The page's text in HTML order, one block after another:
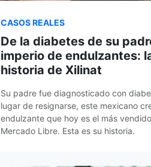
CASOS REALES
De la diabetes de su
imperio de endulzantes:
historia de Xilinat
Su padre fue diagnosticado con
lugar de resignarse, este mexicano
endulzante que hoy es el más
Mercado Libre. Esta es su historia.